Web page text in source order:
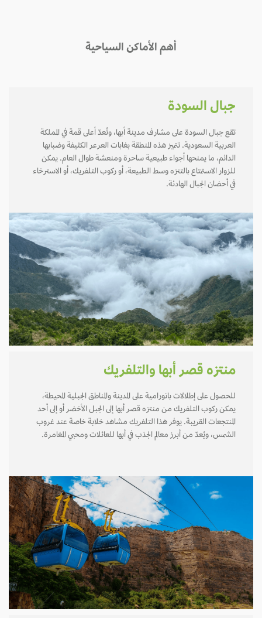
أهم الأماكن السياحية
جبال السودة
تقع جبال السودة على مشارف مدينة أبها، وتُعدّ أعلى قمة في المملكة
العربية السعودية. تتميز هذه المنطقة بغابات العرعر الكثيفة وضبابها
الدائم، ما يمنحها أجواء طبيعية ساحرة ومنعشة طوال العام. يمكن
للزوار الاستمتاع بالتنزه وسط الطبيعة، أو ركوب التلفريك، أو الاسترخاء
في أحضان الجبال الهادئة.
منتزه قصر أبها والتلفريك
للحصول على إطلالات بانورامية على المدينة والمناطق الجبلية المحيطة،
يمكن ركوب التلفريك من منتزه قصر أبها إلى الجبل الأخضر أو إلى أحد
المنتجعات القريبة. يوفر هذا التلفريك مشاهد خلابة خاصة عند غروب
الشمس، ويُعدّ من أبرز معالم الجذب في أبها للعائلات ومحبي المغامرة.